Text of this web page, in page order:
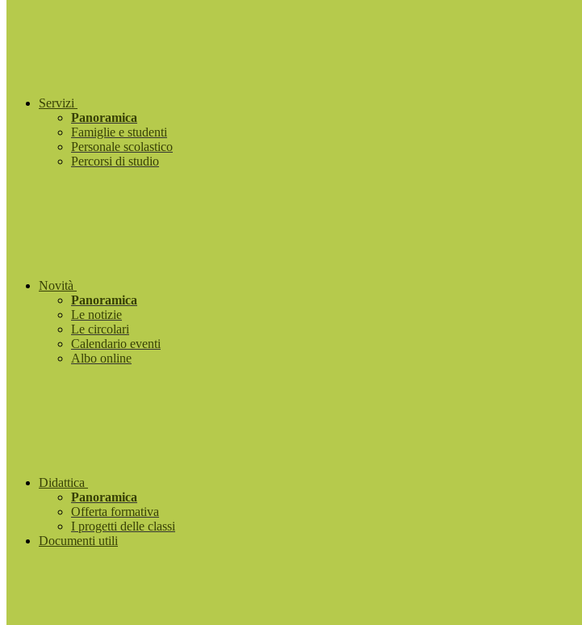
Servizi
Panoramica
Famiglie e studenti
Personale scolastico
Percorsi di studio
Novità
Panoramica
Le notizie
Le circolari
Calendario eventi
Albo online
Didattica
Panoramica
Offerta formativa
I progetti delle classi
Documenti utili